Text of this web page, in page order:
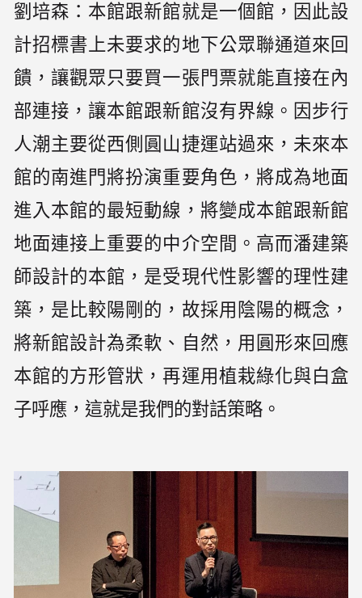
劉培森：本館跟新館就是一個館，因此設
計招標書上未要求的地下公眾聯通道來回
饋，讓觀眾只要買一張門票就能直接在內
部連接，讓本館跟新館沒有界線。因步行
人潮主要從西側圓山捷運站過來，未來本
館的南進門將扮演重要角色，將成為地面
進入本館的最短動線，將變成本館跟新館
地面連接上重要的中介空間。高而潘建築
師設計的本館，是受現代性影響的理性建
築，是比較陽剛的，故採用陰陽的概念，
將新館設計為柔軟、自然，用圓形來回應
本館的方形管狀，再運用植栽綠化與白盒
子呼應，這就是我們的對話策略。